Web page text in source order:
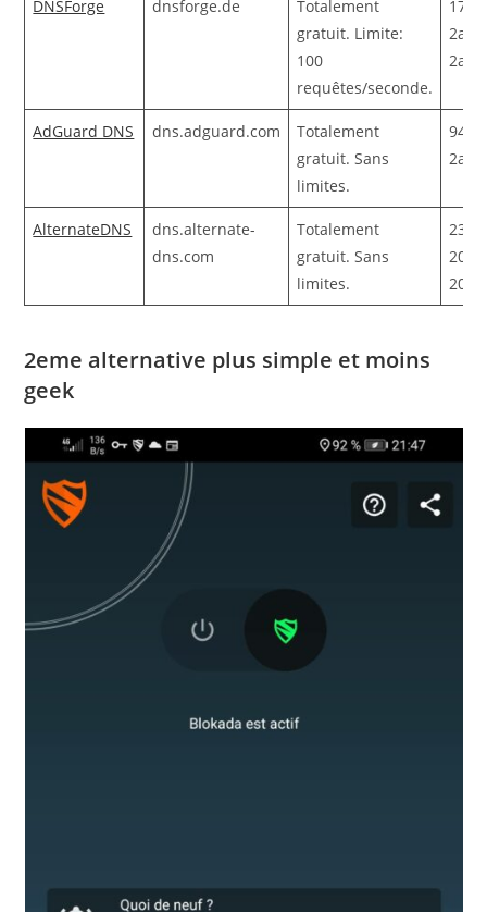
DNSForge dnsforge.de
Totalement
gratuit. Limite:
100
requêtes/seconde.
AdGuard DNS dns.adguard.com
Totalement
gratuit. Sans
limites.
AlternateDNS
dns.alternate-
dns.com
Totalement
gratuit. Sans
limites.
2eme alternative plus simple et moins
geek